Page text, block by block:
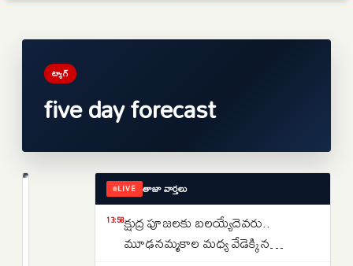
ట్యాగ్
five day forecast
LIVE తాజా వార్తలు
13:58క్షుద్ర పూజలకు బలయ్యేదెవరు..
మూఢనమ్మకాల మధ్య వేడెక్కిన